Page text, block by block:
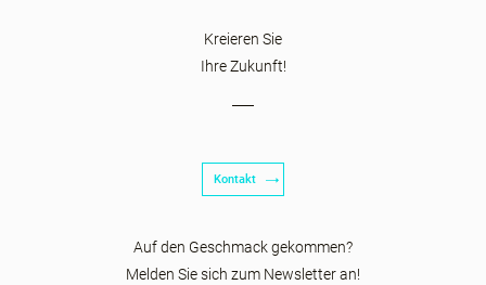
Kreieren Sie
Ihre Zukunft!
Kontakt
Auf den Geschmack gekommen?
Melden Sie sich zum Newsletter an!